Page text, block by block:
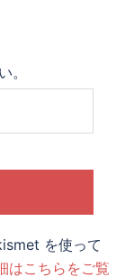
。
を使って
はこちらをご覧